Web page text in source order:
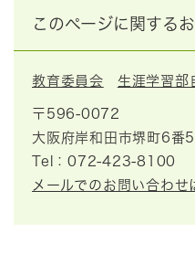
このページに関する
教育委員会 生涯学習部
〒596-0072
大阪府岸和田市堺町6番
Tel：072-423-8100
メールでのお問い合わせ